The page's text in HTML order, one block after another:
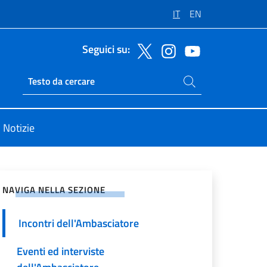
IT EN
Seguici su:
Ricerca sito live
Cerca nel sito
Notizie
NAVIGA NELLA SEZIONE
Incontri dell'Ambasciatore
Eventi ed interviste